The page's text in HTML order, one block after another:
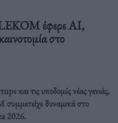
έφερε AI,
στο
και τις υποδομές νέας γενιάς,
δυναμικά στο
2026.